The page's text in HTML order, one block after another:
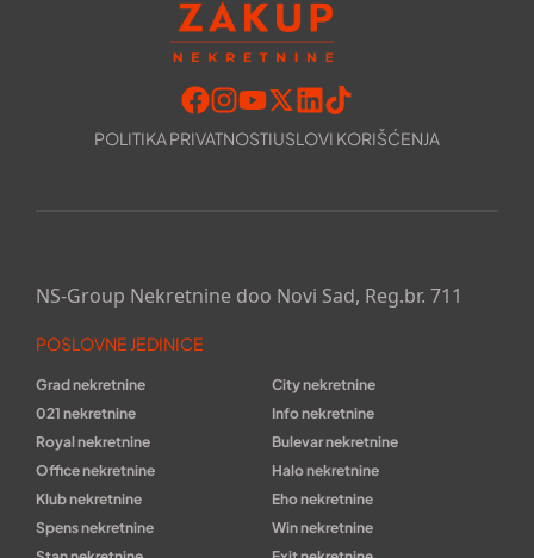
POLITIKA PRIVATNOSTIUSLOVI KORIŠĆENJA
NS-Group Nekretnine doo Novi Sad, Reg.br. 711
POSLOVNE JEDINICE
Grad nekretnine
City nekretnine
021 nekretnine
Info nekretnine
Royal nekretnine
Bulevar nekretnine
Office nekretnine
Halo nekretnine
Klub nekretnine
Eho nekretnine
Spens nekretnine
Win nekretnine